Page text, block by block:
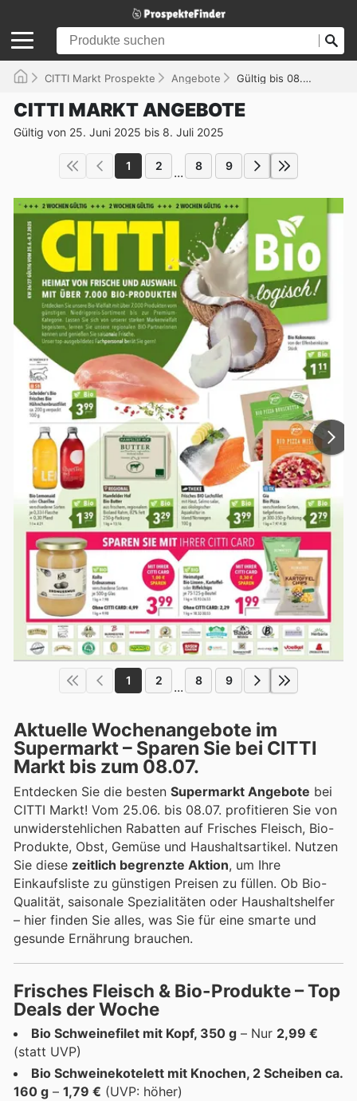
CITTI Markt Prospekte Angebote Gültig bis 08.07.2025
CITTI MARKT ANGEBOTE
Gültig von 25. Juni 2025 bis 8. Juli 2025
1 2 ... 8 9
1 2 ... 8 9
Aktuelle Wochenangebote im
Supermarkt – Sparen Sie bei CITTI
Markt bis zum 08.07.
Entdecken Sie die besten Supermarkt Angebote bei
CITTI Markt! Vom 25.06. bis 08.07. profitieren Sie von
unwiderstehlichen Rabatten auf Frisches Fleisch, Bio-
Produkte, Obst, Gemüse und Haushaltsartikel. Nutzen
Sie diese zeitlich begrenzte Aktion, um Ihre
Einkaufsliste zu günstigen Preisen zu füllen. Ob Bio-
Qualität, saisonale Spezialitäten oder Haushaltshelfer
– hier finden Sie alles, was Sie für eine smarte und
gesunde Ernährung brauchen.
Frisches Fleisch & Bio-Produkte – Top
Deals der Woche
Bio Schweinefilet mit Kopf, 350 g – Nur 2,99 €
(statt UVP)
Bio Schweinekotelett mit Knochen, 2 Scheiben ca.
160 g – 1,79 € (UVP: höher)